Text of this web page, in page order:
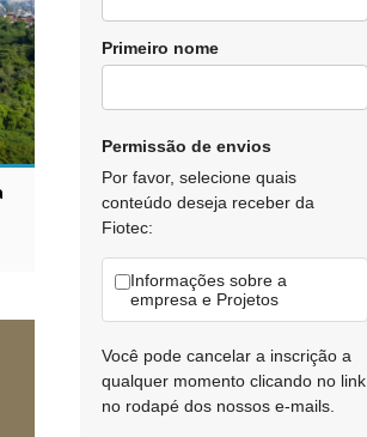
Primeiro nome
Permissão de envios
Por favor, selecione quais
conteúdo deseja receber da
Fiotec:
Informações sobre a
empresa e Projetos
Você pode cancelar a inscrição a
qualquer momento clicando no link
no rodapé dos nossos e-mails.